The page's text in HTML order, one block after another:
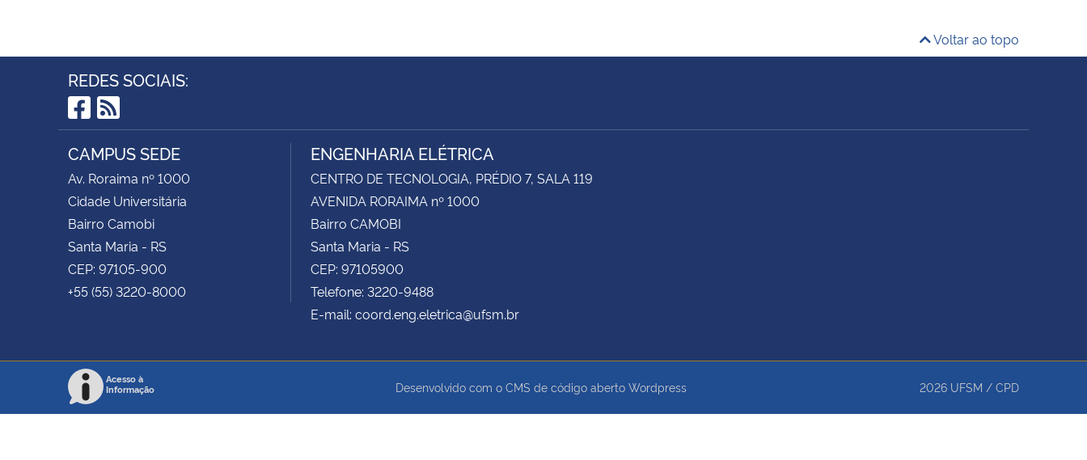
Voltar ao topo
REDES SOCIAIS:
Facebook
RSS
CAMPUS SEDE
Av. Roraima nº 1000
Cidade Universitária
Bairro Camobi
Santa Maria - RS
CEP: 97105-900
+55 (55) 3220-8000
ENGENHARIA ELÉTRICA
CENTRO DE TECNOLOGIA, PRÉDIO 7, SALA 119
AVENIDA RORAIMA nº 1000
Bairro CAMOBI
Santa Maria - RS
CEP: 97105900
Telefone: 3220-9488
E-mail: coord.eng.eletrica@ufsm.br
Acesso à
Informação
Desenvolvido com o CMS de código aberto Wordpress 2026 UFSM / CPD